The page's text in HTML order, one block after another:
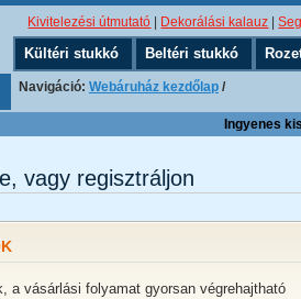
Kivitelezési útmutató Dekorálási kalauz |
Kültéri stukkó Beltéri stukkó
Navigáció: Webáruház kezdőlap /
Ingyenes
vagy regisztráljon
a vásárlási folyamat gyorsan végrehajtható